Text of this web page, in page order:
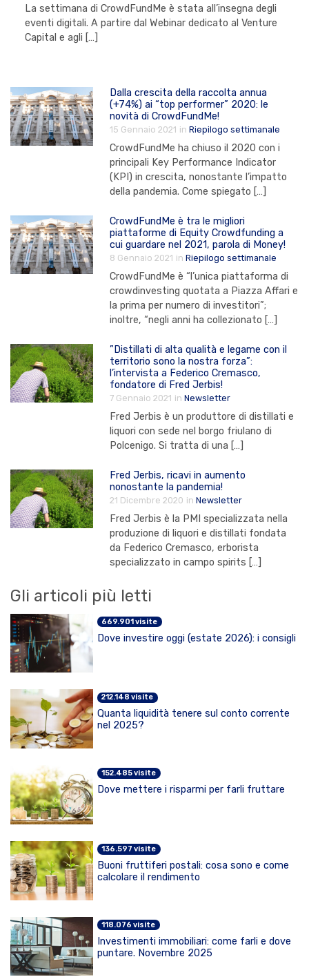
La settimana di CrowdFundMe è stata all’insegna degli
eventi digitali. A partire dal Webinar dedicato al Venture
Capital e agli […]
Dalla crescita della raccolta annua
(+74%) ai “top performer” 2020: le
novità di CrowdFundMe!
15 Gennaio 2021 in Riepilogo settimanale
CrowdFundMe ha chiuso il 2020 con i
principali Key Performance Indicator
(KPI) in crescita, nonostante l’impatto
della pandemia. Come spiegato […]
CrowdFundMe è tra le migliori
piattaforme di Equity Crowdfunding a
cui guardare nel 2021, parola di Money!
8 Gennaio 2021 in Riepilogo settimanale
CrowdFundMe è “l’unica piattaforma di
crowdinvesting quotata a Piazza Affari e
la prima per numero di investitori”;
inoltre, “negli anni ha collezionato […]
”Distillati di alta qualità e legame con il
territorio sono la nostra forza”:
l’intervista a Federico Cremasco,
fondatore di Fred Jerbis!
7 Gennaio 2021 in Newsletter
Fred Jerbis è un produttore di distillati e
liquori con sede nel borgo friulano di
Polcenigo. Si tratta di una […]
Fred Jerbis, ricavi in aumento
nonostante la pandemia!
21 Dicembre 2020 in Newsletter
Fred Jerbis è la PMI specializzata nella
produzione di liquori e distillati fondata
da Federico Cremasco, erborista
specializzato in campo spirits […]
Gli articoli più letti
669.901 visite
Dove investire oggi (estate 2026): i consigli
212.148 visite
Quanta liquidità tenere sul conto corrente
nel 2025?
152.485 visite
Dove mettere i risparmi per farli fruttare
136.597 visite
Buoni fruttiferi postali: cosa sono e come
calcolare il rendimento
118.076 visite
Investimenti immobiliari: come farli e dove
puntare. Novembre 2025